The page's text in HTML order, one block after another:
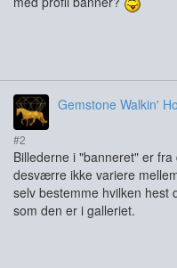
Gemstone Walkin'
#2
Billederne i "banneret" er
desværre ikke variere
selv bestemme hvilken
som den er i galleriet.